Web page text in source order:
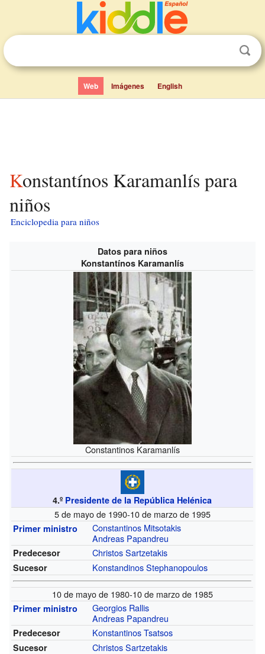
Web Imágenes English
Konstantínos Karamanlís para
niños
Enciclopedia para niños
Datos para niños
Konstantínos Karamanlís
Constantinos Karamanlís
4.º Presidente de la República Helénica
5 de mayo de 1990-10 de marzo de 1995
Primer ministro
Constantinos Mitsotakis
Andreas Papandreu
Predecesor Christos Sartzetakis
Sucesor Konstandinos Stephanopoulos
10 de mayo de 1980-10 de marzo de 1985
Primer ministro
Georgios Rallis
Andreas Papandreu
Predecesor Konstantinos Tsatsos
Sucesor Christos Sartzetakis